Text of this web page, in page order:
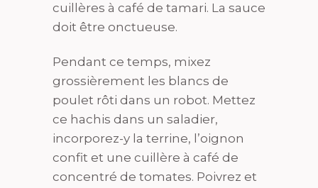
cuillères à café de tamari. La sauce
doit être onctueuse.
Pendant ce temps, mixez
grossièrement les blancs de
poulet rôti dans un robot. Mettez
ce hachis dans un saladier,
incorporez-y la terrine, l’oignon
confit et une cuillère à café de
concentré de tomates. Poivrez et